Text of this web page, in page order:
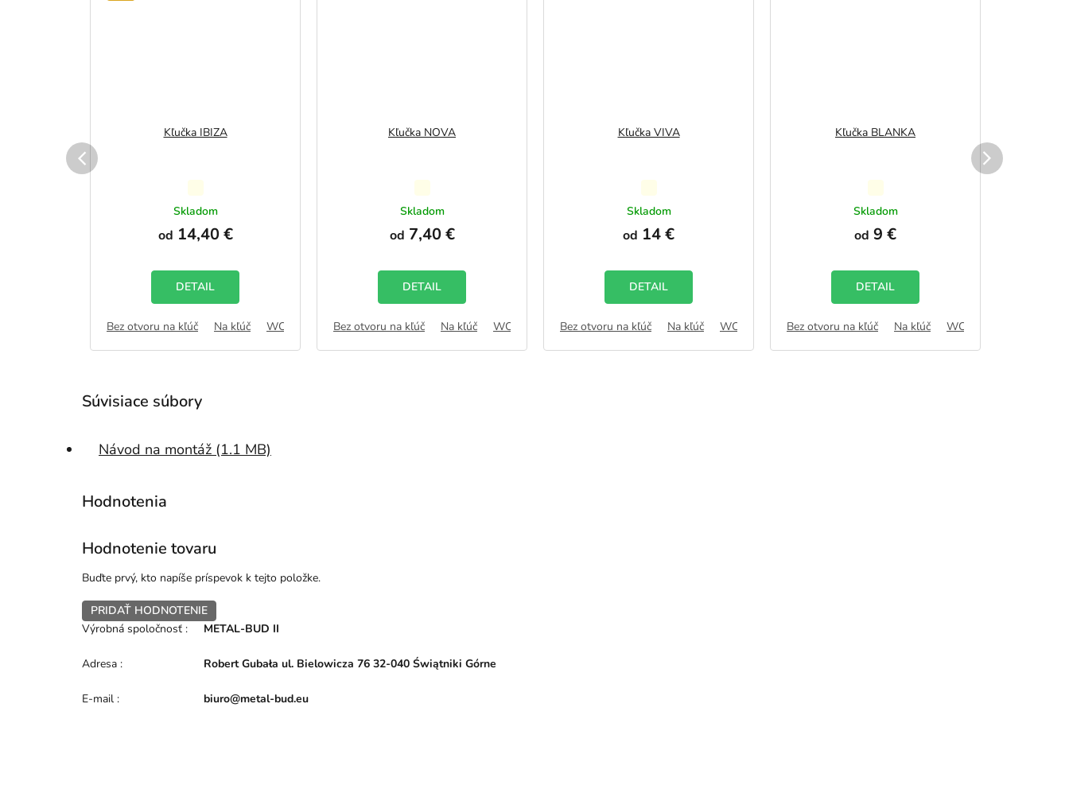
FAB
Kľučka IBIZA
hodnotenie
produktu
je
z
5
hviezdičiek.
Skladom
od 14,40 €
DETAIL
Bez otvoru na kľúč Na kľúč WC zámok FAB
Kľučka NOVA
hodnotenie
produktu
je
z
5
hviezdičiek.
Skladom
od 7,40 €
DETAIL
Bez otvoru na kľúč Na kľúč WC zámok FAB
Kľučka VIVA
hodnotenie
produktu
je
z
5
hviezdičiek.
Skladom
od 14 €
DETAIL
Bez otvoru na kľúč Na kľúč WC zámok FAB
Kľučka BLANKA
hodnotenie
produktu
je
z
5
hviezdičiek.
Skladom
od 9 €
DETAIL
Bez otvoru na kľúč Na kľúč WC zámok
Návod na montáž (1.1 MB)
Hodnotenie tovaru
Buďte prvý, kto napíše príspevok k tejto položke.
PRIDAŤ HODNOTENIE
Výrobná spoločnosť : METAL-BUD II
Adresa : Robert Gubała ul. Bielowicza 76 32-040 Świątniki Górne
E-mail : biuro@metal-bud.eu